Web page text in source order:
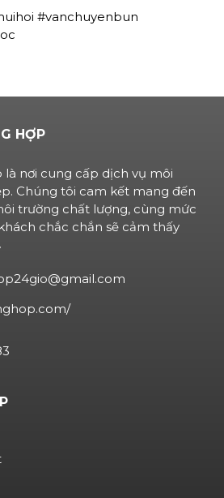
#vanchuyenbun
HỢP
là nơi cung cấp dịch vụ môi
Chúng tôi cam kết mang đến
trường chất lượng, cùng mức
chắc chắn sẽ cảm thấy